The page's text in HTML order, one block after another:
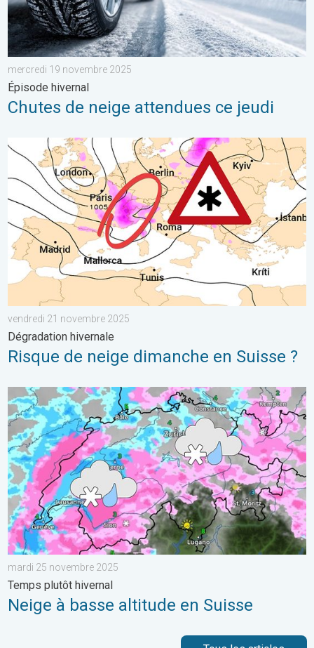
mercredi 19 novembre 2025
Épisode hivernal
Chutes de neige attendues ce jeudi
Risque de neige dimanche en Suisse ?. Dégradation
vendredi 21 novembre 2025
Dégradation hivernale
Risque de neige dimanche en Suisse ?
Neige à basse altitude en Suisse. Temps plutôt hivernal. . .
mardi 25 novembre 2025
Temps plutôt hivernal
Neige à basse altitude en Suisse